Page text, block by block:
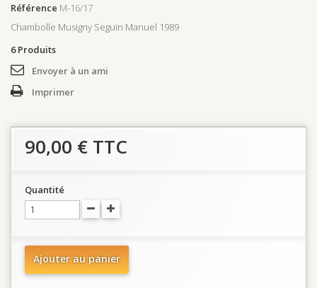
Référence M-16/17
Chambolle Musigny Seguin Manuel 1989
6 Produits
Envoyer à un ami
Imprimer
90,00 € TTC
Quantité
Ajouter au panier